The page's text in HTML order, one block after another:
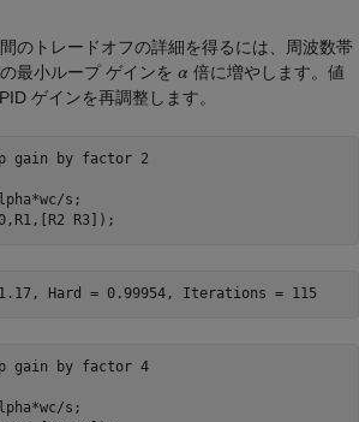
のトレードオフの詳細を得るには、周波数帯
最小ループ ゲインを
倍に増やします。値
ゲインを再調整します。
gain by factor 2
s;
gain by factor 4
s;